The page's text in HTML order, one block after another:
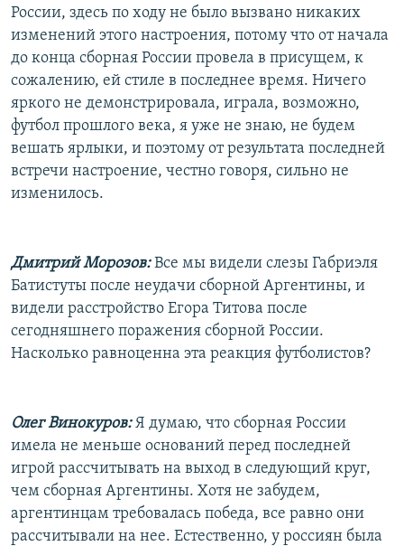
России, здесь по ходу не было вызвано никаких
изменений этого настроения, потому что от начала
до конца сборная России провела в присущем, к
сожалению, ей стиле в последнее время. Ничего
яркого не демонстрировала, играла, возможно,
футбол прошлого века, я уже не знаю, не будем
вешать ярлыки, и поэтому от результата последней
встречи настроение, честно говоря, сильно не
изменилось.
Дмитрий Морозов:Все мы видели слезы Габриэля
Батистуты после неудачи сборной Аргентины, и
видели расстройство Егора Титова после
сегодняшнего поражения сборной России.
Насколько равноценна эта реакция футболистов?
Олег Винокуров:Я думаю, что сборная России
имела не меньше оснований перед последней
игрой рассчитывать на выход в следующий круг,
чем сборная Аргентины. Хотя не забудем,
аргентинцам требовалась победа, все равно они
рассчитывали на нее. Естественно, у россиян была